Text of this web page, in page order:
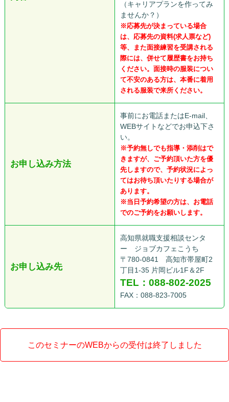
（キャリアプランを作ってみ
ませんか？）
※応募先が決まっている場合
は、応募先の資料(求人票など)
等、また面接練習を受講される
際には、併せて履歴書をお持ち
ください。面接時の服装につい
て不安のある方は、本番に着用
される服装で来所ください。
お申し込み方法
事前にお電話またはE-mail、
WEBサイトなどでお申込下さ
い。
※予約無しでも指導・添削はで
きますが、ご予約頂いた方を優
先しますので、予約状況によっ
てはお待ち頂いたりする場合が
あります。
※当日予約希望の方は、お電話
でのご予約をお願いします。
お申し込み先
高知県就職支援相談センタ
ー ジョブカフェこうち
〒780-0841 高知市帯屋町2
丁目1-35 片岡ビル1F＆2F
TEL：088-802-2025
FAX：088-823-7005
このセミナーのWEBからの受付は終了しました